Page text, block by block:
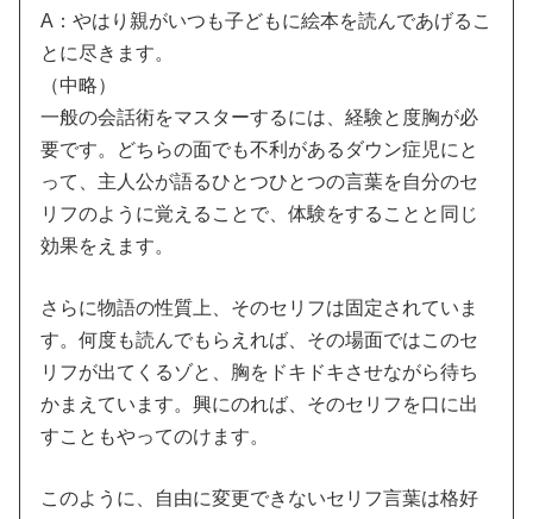
A：やはり親がいつも子どもに絵本を読んであげるこ
とに尽きます。
（中略）
一般の会話術をマスターするには、経験と度胸が必
要です。どちらの面でも不利があるダウン症児にと
って、主人公が語るひとつひとつの言葉を自分のセ
リフのように覚えることで、体験をすることと同じ
効果をえます。
さらに物語の性質上、そのセリフは固定されていま
す。何度も読んでもらえれば、その場面ではこのセ
リフが出てくるゾと、胸をドキドキさせながら待ち
かまえています。興にのれば、そのセリフを口に出
すこともやってのけます。
このように、自由に変更できないセリフ言葉は格好